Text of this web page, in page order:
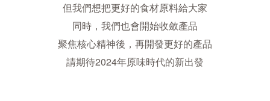
但我們想把更好的食材原料給大家
同時，我們也會開始收斂產品
聚焦核心精神後，再開發更好的產品
請期待2024年原味時代的新出發